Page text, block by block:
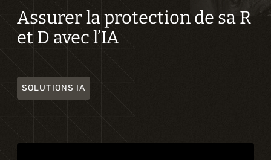
Analyse et conception numérique
Commercialisation numérique
Expérience mobile
Assurer la protection de sa R
et D avec l’IA
SOLUTIONS IA